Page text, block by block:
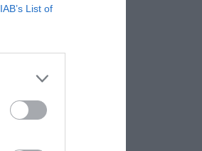
IAB’s List of